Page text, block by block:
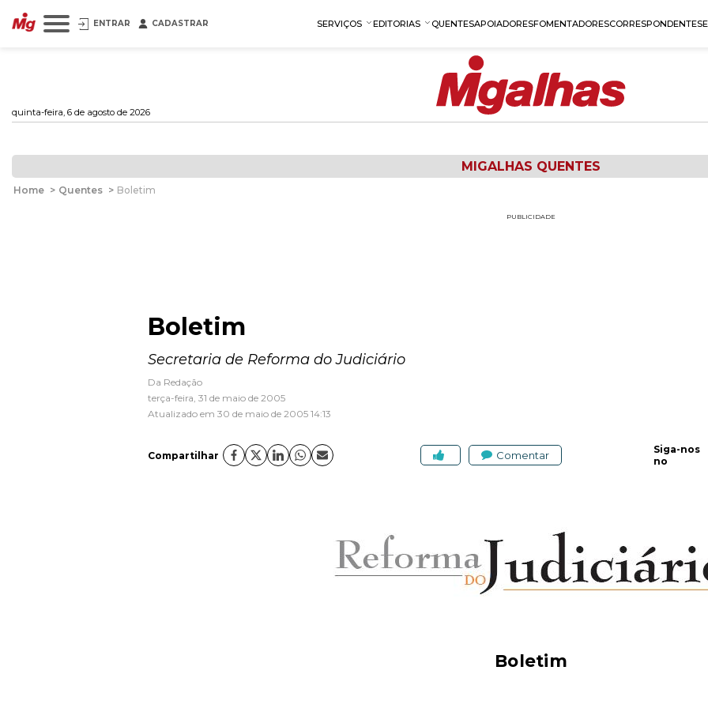
ENTRAR CADASTRAR SERVIÇOS EDITORIAS QUENTESAPOIADORESFOMENTADORESCORRESPONDENTES
quinta-feira, 6 de agosto de 2026
MIGALHAS QUENTES
Home > Quentes > Boletim
PUBLICIDADE
Boletim
Secretaria de Reforma do Judiciário
Da Redação
terça-feira, 31 de maio de 2005
Atualizado em 30 de maio de 2005 14:13
Compartilhar Comentar
Siga-nos
no
Boletim